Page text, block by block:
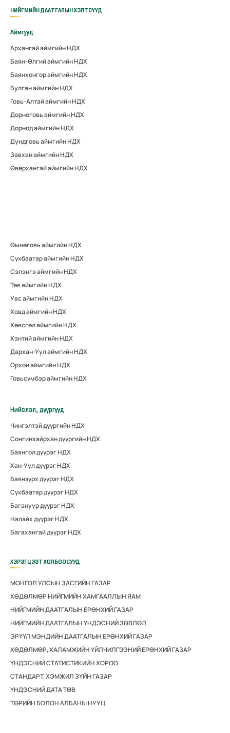
НИЙГМИЙН ДААТГАЛЫН ХЭЛТСҮҮД
Аймгууд
Архангай аймгийн НДХ
Баян-Өлгий аймгийн НДХ
Баянхонгор аймгийн НДХ
Булган аймгийн НДХ
Говь-Алтай аймгийн НДХ
Дорноговь аймгийн НДХ
Дорнод аймгийн НДХ
Дундговь аймгийн НДХ
Завхан аймгийн НДХ
Өвөрхангай аймгийн НДХ
Өмнөговь аймгийн НДХ
Сүхбаатар аймгийн НДХ
Сэлэнгэ аймгийн НДХ
Төв аймгийн НДХ
Увс аймгийн НДХ
Ховд аймгийн НДХ
Хөвсгөл аймгийн НДХ
Хэнтий аймгийн НДХ
Дархан-Уул аймгийн НДХ
Орхон аймгийн НДХ
Говьсүмбэр аймгийн НДХ
Нийслэл, дүүргүүд
Чингэлтэй дүүргийн НДХ
Сонгинхайрхан дүүргийн НДХ
Баянгол дүүрэг НДХ
Хан-Уул дүүрэг НДХ
Баянзүрх дүүрэг НДХ
Сүхбаатар дүүрэг НДХ
Багануур дүүрэг НДХ
Налайх дүүрэг НДХ
Багахангай дүүрэг НДХ
ХЭРЭГЦЭЭТ ХОЛБООСУУД
МОНГОЛ УЛСЫН ЗАСГИЙН ГАЗАР
ХӨДӨЛМӨР НИЙГМИЙН ХАМГААЛЛЫН ЯАМ
НИЙГМИЙН ДААТГАЛЫН ЕРӨНХИЙ ГАЗАР
НИЙГМИЙН ДААТГАЛЫН ҮНДЭСНИЙ ЗӨВЛӨЛ
ЭРҮҮЛ МЭНДИЙН ДААТГАЛЫН ЕРӨНХИЙ ГАЗАР
ХӨДӨЛМӨР, ХАЛАМЖИЙН ҮЙЛЧИЛГЭЭНИЙ ЕРӨНХИЙ ГАЗАР
ҮНДЭСНИЙ СТАТИСТИКИЙН ХОРОО
СТАНДАРТ, ХЭМЖИЛ ЗҮЙН ГАЗАР
ҮНДЭСНИЙ ДАТА ТӨВ
ТӨРИЙН БОЛОН АЛБАНЫ НУУЦ